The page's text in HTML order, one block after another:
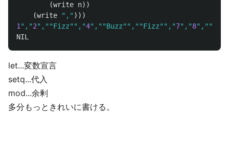
(write n))
(write "," )))
1 ","2",""Fizz"","4",""Buzz"",""Fizz"","7","8
NIL
let...変数宣言
setq...代入
mod...余剰
多分もっときれいに書ける。